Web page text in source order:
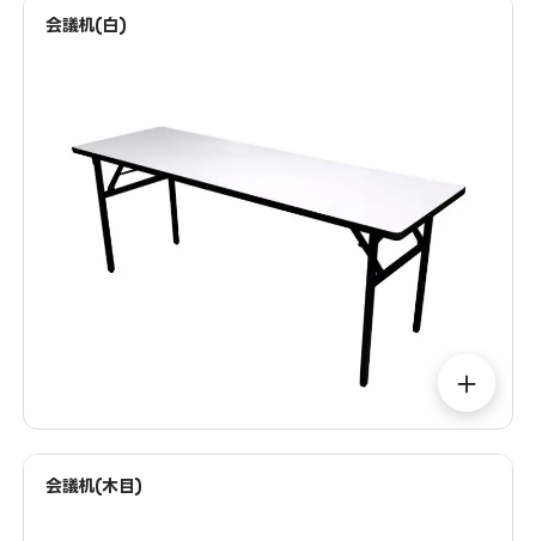
会議机(白)
＋
会議机(木目)